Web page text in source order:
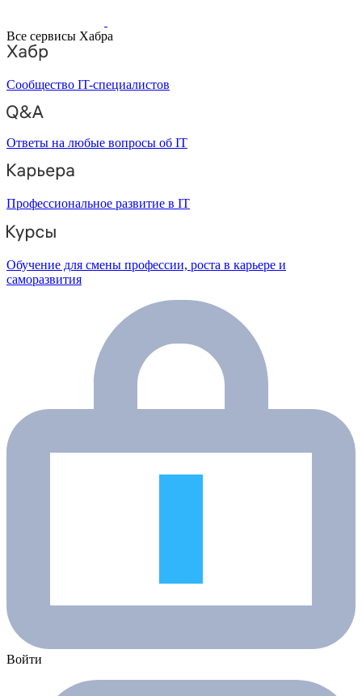
Все сервисы Хабра
Сообщество IT-специалистов
Ответы на любые вопросы об IT
Профессиональное развитие в IT
Обучение для смены профессии, роста в карьере и
саморазвития
Войти